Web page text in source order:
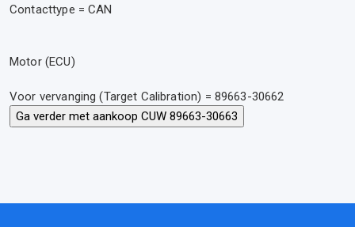
Contacttype = CAN
Motor (ECU)
Voor vervanging (Target Calibration) = 89663-30662